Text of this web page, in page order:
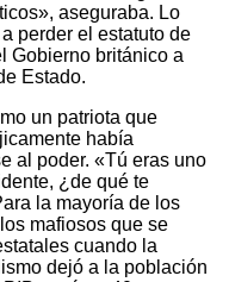
aseguraba. Lo
perder el estatuto de
Gobierno británico a
Estado.
un patriota que
había
al poder. «Tú eras uno
¿de qué te
la mayoría de los
mafiosos que se
cuando la
dejó a la población